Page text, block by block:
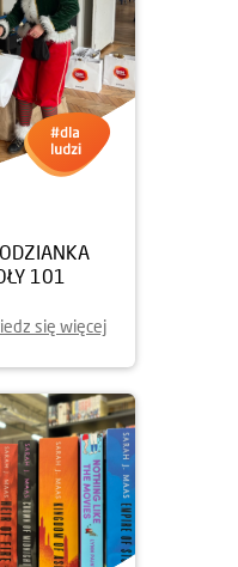
101
się więcej